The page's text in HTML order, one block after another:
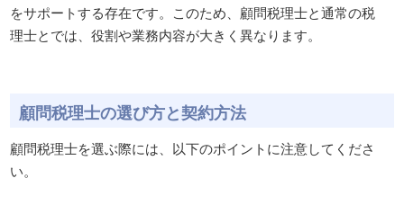
をサポートする存在です。このため、顧問税理士と通常の税
理士とでは、役割や業務内容が大きく異なります。
顧問税理士の選び方と契約方法
顧問税理士を選ぶ際には、以下のポイントに注意してくださ
い。